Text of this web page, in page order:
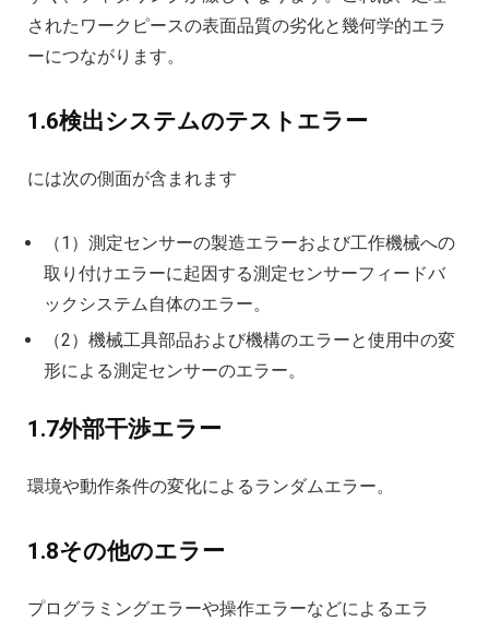
されたワークピースの表面品質の劣化と幾何学的エラ
ーにつながります。
1.6検出システムのテストエラー
には次の側面が含まれます
（1）測定センサーの製造エラーおよび工作機械への
取り付けエラーに起因する測定センサーフィードバ
ックシステム自体のエラー。
（2）機械工具部品および機構のエラーと使用中の変
形による測定センサーのエラー。
1.7外部干渉エラー
環境や動作条件の変化によるランダムエラー。
1.8その他のエラー
プログラミングエラーや操作エラーなどによるエラ